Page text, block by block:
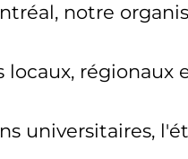
notre
locaux,
universitaires,